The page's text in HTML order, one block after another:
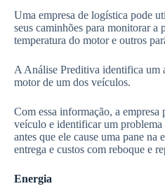
Uma empresa de logística pode
seus caminhões para monitorar a
temperatura do motor e outros
A Análise Preditiva identifica um
motor de um dos veículos.
Com essa informação, a empresa
veículo e identificar um problema
antes que ele cause uma pane na
entrega e custos com reboque e
Energia